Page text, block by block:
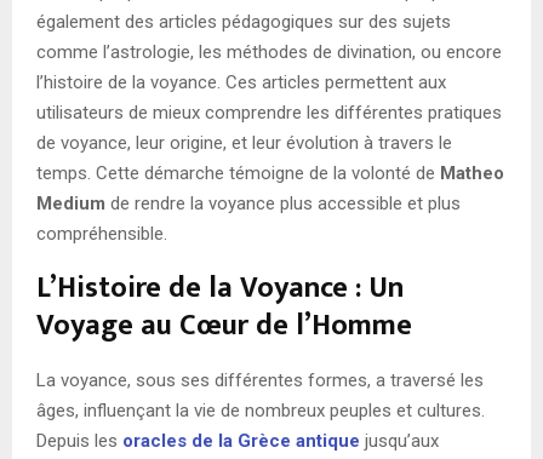
également des articles pédagogiques sur des sujets
comme l’astrologie, les méthodes de divination, ou encore
l’histoire de la voyance. Ces articles permettent aux
utilisateurs de mieux comprendre les différentes pratiques
de voyance, leur origine, et leur évolution à travers le
temps. Cette démarche témoigne de la volonté de Matheo
Medium de rendre la voyance plus accessible et plus
compréhensible.
L’Histoire de la Voyance : Un
Voyage au Cœur de l’Homme
La voyance, sous ses différentes formes, a traversé les
âges, influençant la vie de nombreux peuples et cultures.
Depuis les oracles de la Grèce antique jusqu’aux